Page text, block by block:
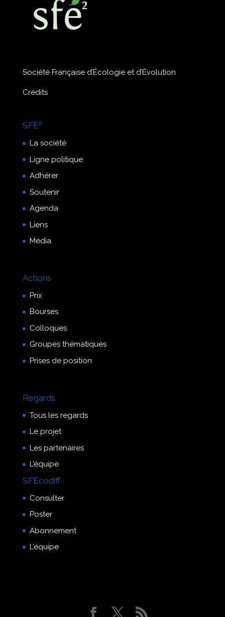
Société Française d’Écologie et d’Évolution
Crédits
SFE²
La société
Ligne politique
Adhérer
Soutenir
Agenda
Liens
Média
Actions
Prix
Bourses
Colloques
Groupes thématiques
Prises de position
Regards
Tous les regards
Le projet
Les partenaires
L’équipe
SFEcodiff
Consulter
Poster
Abonnement
L’équipe